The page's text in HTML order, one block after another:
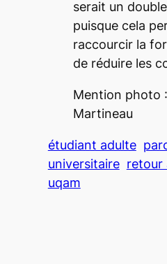
serait un
puisque cela
raccourcir la
de réduire les
Mention photo
Martineau
étudiant adulte
universitaire retour
uqam